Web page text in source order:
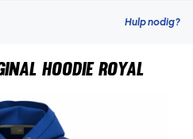
Hulp nodig?
Hoodie Royal